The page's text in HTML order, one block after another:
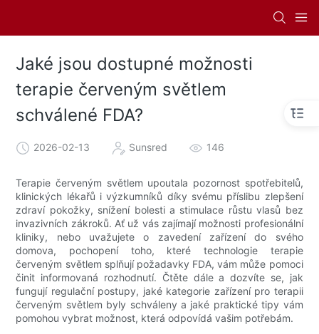
Jaké jsou dostupné možnosti
terapie červeným světlem
schválené FDA?
2026-02-13 Sunsred 146
Terapie červeným světlem upoutala pozornost spotřebitelů,
klinických lékařů i výzkumníků díky svému příslibu zlepšení
zdraví pokožky, snížení bolesti a stimulace růstu vlasů bez
invazivních zákroků. Ať už vás zajímají možnosti profesionální
kliniky, nebo uvažujete o zavedení zařízení do svého
domova, pochopení toho, které technologie terapie
červeným světlem splňují požadavky FDA, vám může pomoci
činit informovaná rozhodnutí. Čtěte dále a dozvíte se, jak
fungují regulační postupy, jaké kategorie zařízení pro terapii
červeným světlem byly schváleny a jaké praktické tipy vám
pomohou vybrat možnost, která odpovídá vašim potřebám.